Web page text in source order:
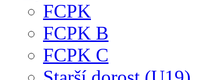
FCPK
FCPK B
FCPK C